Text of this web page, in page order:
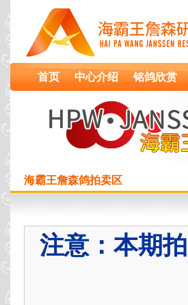
首页 中心介绍 铭鸽欣赏
海霸王詹森鸽拍卖区
注意：本期